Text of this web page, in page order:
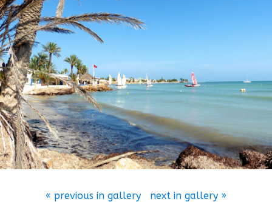
« previous in gallery next in gallery »